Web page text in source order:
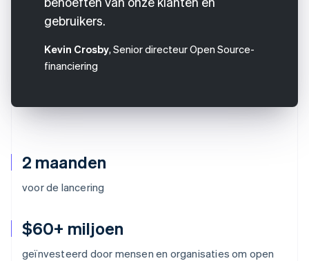
2 maanden
voor de lancering
$60+ miljoen
geïnvesteerd door mensen en organisaties om open
gebruikers.
Kevin Crosby, Senior directeur Open Source-
financiering